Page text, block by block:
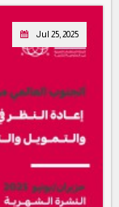
Jul 25, 2025